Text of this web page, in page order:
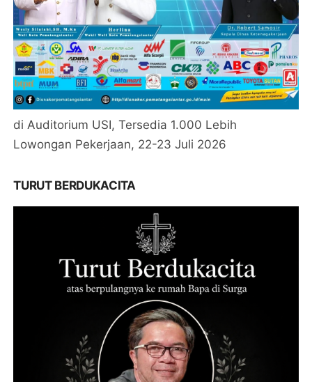
di Auditorium USI, Tersedia 1.000 Lebih
Lowongan Pekerjaan, 22-23 Juli 2026
TURUT BERDUKACITA